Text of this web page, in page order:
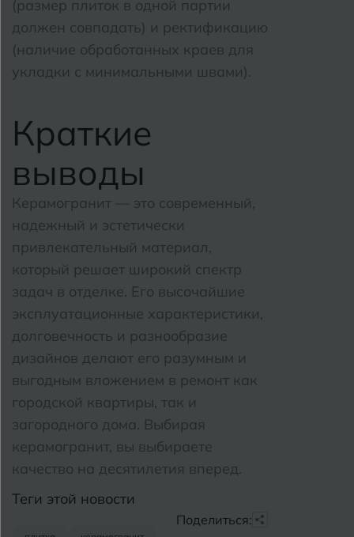
(размер плиток в одной партии
должен совпадать) и ректификацию
(наличие обработанных краев для
укладки с минимальными швами).
Краткие
выводы
Керамогранит — это современный,
надежный и эстетически
привлекательный материал,
который решает широкий спектр
задач в отделке. Его высочайшие
эксплуатационные характеристики,
долговечность и разнообразие
дизайнов делают его разумным и
выгодным вложением в ремонт как
городской квартиры, так и
загородного дома. Выбирая
керамогранит, вы выбираете
качество на десятилетия вперед.
Теги этой новости
Поделиться: